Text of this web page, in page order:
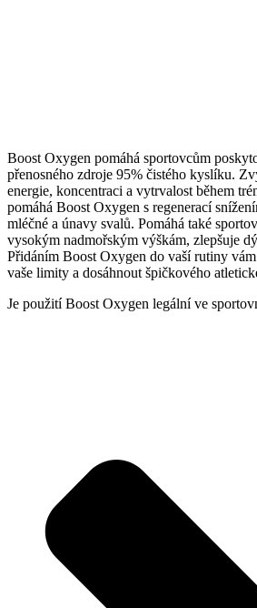
Boost Oxygen pomáhá sportovcům
přenosného zdroje 95% čistého kyslíku.
energie, koncentraci a vytrvalost během
pomáhá Boost Oxygen s regenerací
mléčné a únavy svalů. Pomáhá také
vysokým nadmořským výškám, zlepšuje
Přidáním Boost Oxygen do vaší rutiny
vaše limity a dosáhnout špičkového
Je použití Boost Oxygen legální ve